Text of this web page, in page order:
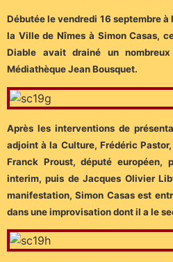
Débutée le vendredi 16 septembre
la Ville de Nîmes à Simon Casas,
Diable avait drainé un
Médiathèque Jean Bousquet.
Après les interventions de
adjoint à la Culture, Frédéric
Franck Proust, député européen,
interim, puis de Jacques Olivier
manifestation, Simon Casas est
dans une improvisation dont il a le